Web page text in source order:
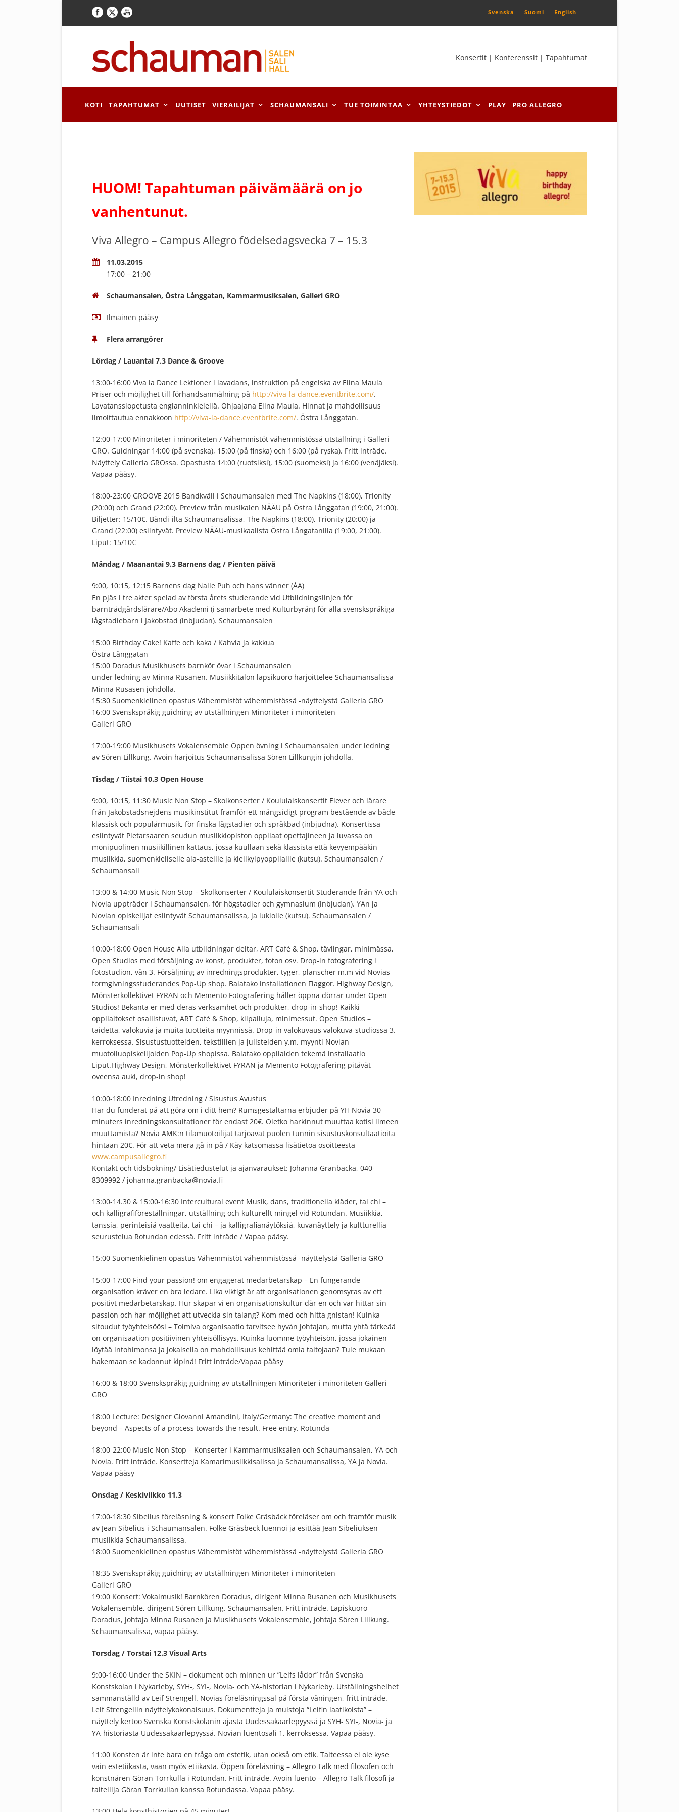
Svenska Suomi English
Konsertit | Konferenssit | Tapahtumat
KOTI TAPAHTUMAT UUTISET VIERAILIJAT SCHAUMANSALI TUE TOIMINTAA YHTEYSTIEDOT PLAY PRO ALLEGRO
HUOM! Tapahtuman päivämäärä on jo
vanhentunut.
Viva Allegro – Campus Allegro födelsedagsvecka 7 – 15.3
11.03.2015
17:00 – 21:00
Schaumansalen, Östra Långgatan, Kammarmusiksalen, Galleri GRO
Ilmainen pääsy
Flera arrangörer
Lördag / Lauantai 7.3 Dance & Groove
13:00-16:00 Viva la Dance Lektioner i lavadans, instruktion på engelska av Elina Maula
Priser och möjlighet till förhandsanmälning på http://viva-la-dance.eventbrite.com/.
Lavatanssiopetusta englanninkielellä. Ohjaajana Elina Maula. Hinnat ja mahdollisuus
ilmoittautua ennakkoon http://viva-la-dance.eventbrite.com/. Östra Långgatan.
12:00-17:00 Minoriteter i minoriteten / Vähemmistöt vähemmistössä utställning i Galleri
GRO. Guidningar 14:00 (på svenska), 15:00 (på finska) och 16:00 (på ryska). Fritt inträde.
Näyttely Galleria GROssa. Opastusta 14:00 (ruotsiksi), 15:00 (suomeksi) ja 16:00 (venäjäksi).
Vapaa pääsy.
18:00-23:00 GROOVE 2015 Bandkväll i Schaumansalen med The Napkins (18:00), Trionity
(20:00) och Grand (22:00). Preview från musikalen NÄÄU på Östra Långgatan (19:00, 21:00).
Biljetter: 15/10€. Bändi-ilta Schaumansalissa, The Napkins (18:00), Trionity (20:00) ja
Grand (22:00) esiintyvät. Preview NÄÄU-musikaalista Östra Långatanilla (19:00, 21:00).
Liput: 15/10€
Måndag / Maanantai 9.3 Barnens dag / Pienten päivä
9:00, 10:15, 12:15 Barnens dag Nalle Puh och hans vänner (ÅA)
En pjäs i tre akter spelad av första årets studerande vid Utbildningslinjen för
barnträdgårdslärare/Åbo Akademi (i samarbete med Kulturbyrån) för alla svenskspråkiga
lågstadiebarn i Jakobstad (inbjudan). Schaumansalen
15:00 Birthday Cake! Kaffe och kaka / Kahvia ja kakkua
Östra Långgatan
15:00 Doradus Musikhusets barnkör övar i Schaumansalen
under ledning av Minna Rusanen. Musiikkitalon lapsikuoro harjoittelee Schaumansalissa
Minna Rusasen johdolla.
15:30 Suomenkielinen opastus Vähemmistöt vähemmistössä -näyttelystä Galleria GRO
16:00 Svenskspråkig guidning av utställningen Minoriteter i minoriteten
Galleri GRO
17:00-19:00 Musikhusets Vokalensemble Öppen övning i Schaumansalen under ledning
av Sören Lillkung. Avoin harjoitus Schaumansalissa Sören Lillkungin johdolla.
Tisdag / Tiistai 10.3 Open House
9:00, 10:15, 11:30 Music Non Stop – Skolkonserter / Koululaiskonsertit Elever och lärare
från Jakobstadsnejdens musikinstitut framför ett mångsidigt program bestående av både
klassisk och populärmusik, för finska lågstadier och språkbad (inbjudna). Konsertissa
esiintyvät Pietarsaaren seudun musiikkiopiston oppilaat opettajineen ja luvassa on
monipuolinen musiikillinen kattaus, jossa kuullaan sekä klassista että kevyempääkin
musiikkia, suomenkieliselle ala-asteille ja kielikylpyoppilaille (kutsu). Schaumansalen /
Schaumansali
13:00 & 14:00 Music Non Stop – Skolkonserter / Koululaiskonsertit Studerande från YA och
Novia uppträder i Schaumansalen, för högstadier och gymnasium (inbjudan). YAn ja
Novian opiskelijat esiintyvät Schaumansalissa, ja lukiolle (kutsu). Schaumansalen /
Schaumansali
10:00-18:00 Open House Alla utbildningar deltar, ART Café & Shop, tävlingar, minimässa,
Open Studios med försäljning av konst, produkter, foton osv. Drop-in fotografering i
fotostudion, vån 3. Försäljning av inredningsprodukter, tyger, planscher m.m vid Novias
formgivningsstuderandes Pop-Up shop. Balatako installationen Flaggor. Highway Design,
Mönsterkollektivet FYRAN och Memento Fotografering håller öppna dörrar under Open
Studios! Bekanta er med deras verksamhet och produkter, drop-in-shop! Kaikki
oppilaitokset osallistuvat, ART Café & Shop, kilpailuja, minimessut. Open Studios –
taidetta, valokuvia ja muita tuotteita myynnissä. Drop-in valokuvaus valokuva-studiossa 3.
kerroksessa. Sisustustuotteiden, tekstiilien ja julisteiden y.m. myynti Novian
muotoiluopiskelijoiden Pop-Up shopissa. Balatako oppilaiden tekemä installaatio
Liput.Highway Design, Mönsterkollektivet FYRAN ja Memento Fotografering pitävät
oveensa auki, drop-in shop!
10:00-18:00 Inredning Utredning / Sisustus Avustus
Har du funderat på att göra om i ditt hem? Rumsgestaltarna erbjuder på YH Novia 30
minuters inredningskonsultationer för endast 20€. Oletko harkinnut muuttaa kotisi ilmeen
muuttamista? Novia AMK:n tilamuotoilijat tarjoavat puolen tunnin sisustuskonsultaatioita
hintaan 20€. För att veta mera gå in på / Käy katsomassa lisätietoa osoitteesta
www.campusallegro.fi
Kontakt och tidsbokning/ Lisätiedustelut ja ajanvaraukset: Johanna Granbacka, 040-
8309992 / johanna.granbacka@novia.fi
13:00-14.30 & 15:00-16:30 Intercultural event Musik, dans, traditionella kläder, tai chi –
och kalligrafiföreställningar, utställning och kulturellt mingel vid Rotundan. Musiikkia,
tanssia, perinteisiä vaatteita, tai chi – ja kalligrafianäytöksiä, kuvanäyttely ja kultturellia
seurustelua Rotundan edessä. Fritt inträde / Vapaa pääsy.
15:00 Suomenkielinen opastus Vähemmistöt vähemmistössä -näyttelystä Galleria GRO
15:00-17:00 Find your passion! om engagerat medarbetarskap – En fungerande
organisation kräver en bra ledare. Lika viktigt är att organisationen genomsyras av ett
positivt medarbetarskap. Hur skapar vi en organisationskultur där en och var hittar sin
passion och har möjlighet att utveckla sin talang? Kom med och hitta gnistan! Kuinka
sitoudut työyhteisöösi – Toimiva organisaatio tarvitsee hyvän johtajan, mutta yhtä tärkeää
on organisaation positiivinen yhteisöllisyys. Kuinka luomme työyhteisön, jossa jokainen
löytää intohimonsa ja jokaisella on mahdollisuus kehittää omia taitojaan? Tule mukaan
hakemaan se kadonnut kipinä! Fritt inträde/Vapaa pääsy
16:00 & 18:00 Svenskspråkig guidning av utställningen Minoriteter i minoriteten Galleri
GRO
18:00 Lecture: Designer Giovanni Amandini, Italy/Germany: The creative moment and
beyond – Aspects of a process towards the result. Free entry. Rotunda
18:00-22:00 Music Non Stop – Konserter i Kammarmusiksalen och Schaumansalen, YA och
Novia. Fritt inträde. Konsertteja Kamarimusiikkisalissa ja Schaumansalissa, YA ja Novia.
Vapaa pääsy
Onsdag / Keskiviikko 11.3
17:00-18:30 Sibelius föreläsning & konsert Folke Gräsbäck föreläser om och framför musik
av Jean Sibelius i Schaumansalen. Folke Gräsbeck luennoi ja esittää Jean Sibeliuksen
musiikkia Schaumansalissa.
18:00 Suomenkielinen opastus Vähemmistöt vähemmistössä -näyttelystä Galleria GRO
18:35 Svenskspråkig guidning av utställningen Minoriteter i minoriteten
Galleri GRO
19:00 Konsert: Vokalmusik! Barnkören Doradus, dirigent Minna Rusanen och Musikhusets
Vokalensemble, dirigent Sören Lillkung. Schaumansalen. Fritt inträde. Lapiskuoro
Doradus, johtaja Minna Rusanen ja Musikhusets Vokalensemble, johtaja Sören Lillkung.
Schaumansalissa, vapaa pääsy.
Torsdag / Torstai 12.3 Visual Arts
9:00-16:00 Under the SKIN – dokument och minnen ur ”Leifs lådor” från Svenska
Konstskolan i Nykarleby, SYH-, SYI-, Novia- och YA-historian i Nykarleby. Utställningshelhet
sammanställd av Leif Strengell. Novias föreläsningssal på första våningen, fritt inträde.
Leif Strengellin näyttelykokonaisuus. Dokumentteja ja muistoja “Leifin laatikoista” –
näyttely kertoo Svenska Konstskolanin ajasta Uudessakaarlepyyssä ja SYH- SYI-, Novia- ja
YA-historiasta Uudessakaarlepyyssä. Novian luentosali 1. kerroksessa. Vapaa pääsy.
11:00 Konsten är inte bara en fråga om estetik, utan också om etik. Taiteessa ei ole kyse
vain estetiikasta, vaan myös etiikasta. Öppen föreläsning – Allegro Talk med filosofen och
konstnären Göran Torrkulla i Rotundan. Fritt inträde. Avoin luento – Allegro Talk filosofi ja
taiteilija Göran Torrkullan kanssa Rotundassa. Vapaa pääsy.